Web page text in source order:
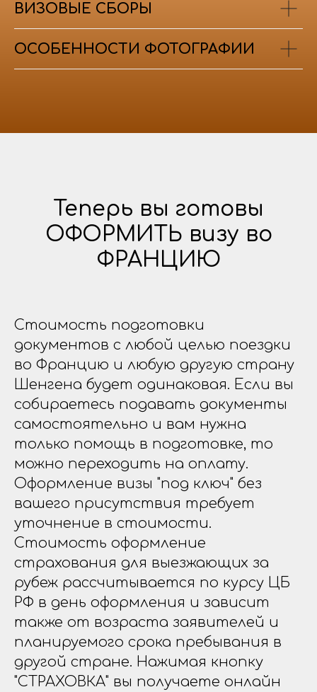
ВИЗОВЫЕ СБОРЫ
ОСОБЕННОСТИ ФОТОГРАФИИ
Теперь вы готовы
ОФОРМИТЬ визу во
ФРАНЦИЮ
Стоимость подготовки
документов с любой целью поездки
во Францию и любую другую страну
Шенгена будет одинаковая. Если вы
собираетесь подавать документы
самостоятельно и вам нужна
только помощь в подготовке, то
можно переходить на оплату.
Оформление визы "под ключ" без
вашего присутствия требует
уточнение в стоимости.
Стоимость оформление
страхования для выезжающих за
рубеж рассчитывается по курсу ЦБ
РФ в день оформления и зависит
также от возраста заявителей и
планируемого срока пребывания в
другой стране. Нажимая кнопку
"СТРАХОВКА" вы получаете онлайн